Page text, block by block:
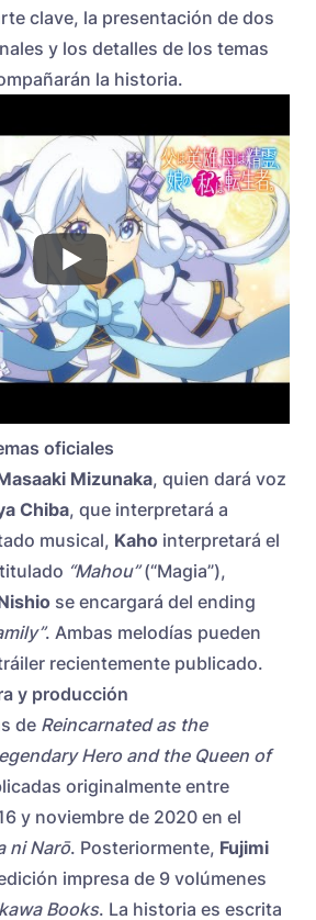
clave, la presentación de dos
y los detalles de los temas
la historia.
oficiales
Mizunaka, quien dará voz
Chiba, que interpretará a
musical, Kaho interpretará el
“Mahou”(“Magia”),
se encargará del ending
. Ambas melodías pueden
recientemente publicado.
y producción
de Reincarnated as the
Hero and the Queen of
originalmente entre
y noviembre de 2020 en el
ni Narō. Posteriormente, Fujimi
impresa de 9 volúmenes
Books. La historia es escrita